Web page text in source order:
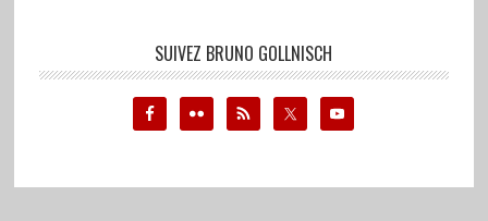
SUIVEZ BRUNO GOLLNISCH